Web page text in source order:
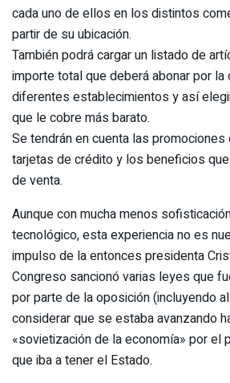
cada uno de ellos en los distintos
partir de su ubicación.
También podrá cargar un listado de
importe total que deberá abonar por la
diferentes establecimientos y así
que le cobre más barato.
Se tendrán en cuenta las
tarjetas de crédito y los beneficios
de venta.
Aunque con mucha menos
tecnológico, esta experiencia no es
impulso de la entonces presidenta
Congreso sancionó varias leyes que
por parte de la oposición (incluyendo
considerar que se estaba avanzando
«sovietización de la economía» por el
que iba a tener el Estado.